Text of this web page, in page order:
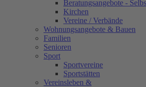
Beratungsangebote -
Kirchen
Vereine / Verbände
Wohnungsangebote & Bauen
Familien
Senioren
Sport
Sportvereine
Sportstätten
Vereinsleben &